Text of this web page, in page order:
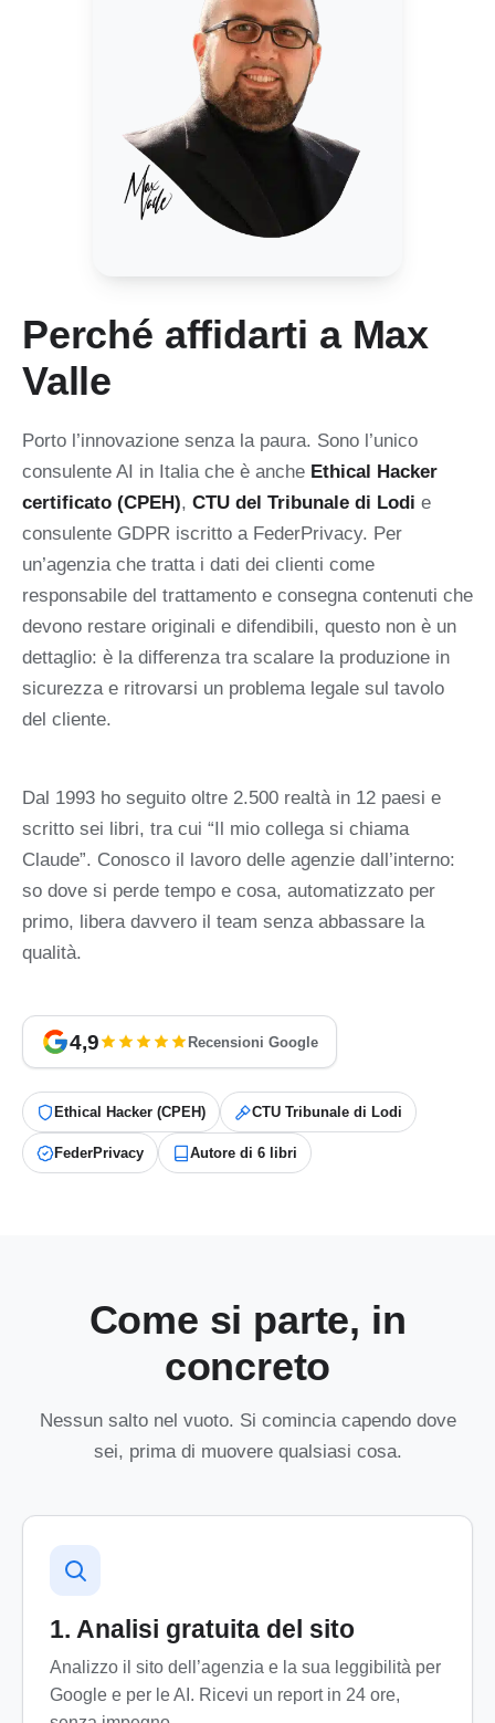
Perché affidarti a Max
Valle
Porto l’innovazione senza la paura. Sono l’unico
consulente AI in Italia che è anche Ethical Hacker
certificato (CPEH), CTU del Tribunale di Lodi e
consulente GDPR iscritto a FederPrivacy. Per
un’agenzia che tratta i dati dei clienti come
responsabile del trattamento e consegna contenuti che
devono restare originali e difendibili, questo non è un
dettaglio: è la differenza tra scalare la produzione in
sicurezza e ritrovarsi un problema legale sul tavolo
del cliente.
Dal 1993 ho seguito oltre 2.500 realtà in 12 paesi e
scritto sei libri, tra cui “Il mio collega si chiama
Claude”. Conosco il lavoro delle agenzie dall’interno:
so dove si perde tempo e cosa, automatizzato per
primo, libera davvero il team senza abbassare la
qualità.
4,9 Recensioni Google
Ethical Hacker (CPEH) CTU Tribunale di Lodi
FederPrivacy Autore di 6 libri
Come si parte, in
concreto
Nessun salto nel vuoto. Si comincia capendo dove
sei, prima di muovere qualsiasi cosa.
1. Analisi gratuita del sito
Analizzo il sito dell’agenzia e la sua leggibilità per
Google e per le AI. Ricevi un report in 24 ore,